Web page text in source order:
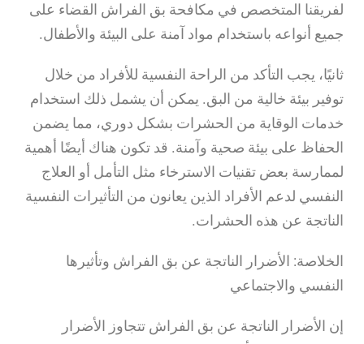
لفريقنا المتخصص في مكافحة بق الفراش القضاء على
جميع أنواعه باستخدام مواد آمنة على البيئة والأطفال.
ثانيًا، يجب التأكد من الراحة النفسية للأفراد من خلال
توفير بيئة خالية من البق. يمكن أن يشمل ذلك استخدام
خدمات الوقاية من الحشرات بشكل دوري، مما يضمن
الحفاظ على بيئة صحية وآمنة. قد تكون هناك أيضًا أهمية
لممارسة بعض تقنيات الاسترخاء مثل التأمل أو العلاج
النفسي لدعم الأفراد الذين يعانون من التأثيرات النفسية
الناتجة عن هذه الحشرات.
الخلاصة: الأضرار الناتجة عن بق الفراش وتأثيرها
النفسي والاجتماعي
إن الأضرار الناتجة عن بق الفراش تتجاوز الأضرار